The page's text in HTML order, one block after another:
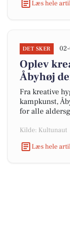
Læs hele
DET SKER
Oplev
Åbyhøj
Fra kreative
kampkunst,
for alle
Kilde: Kultunaut
Læs hele